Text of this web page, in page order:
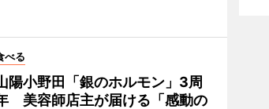
べる
陽小野田「銀のホルモン」3周
美容師店主が届ける「感動の